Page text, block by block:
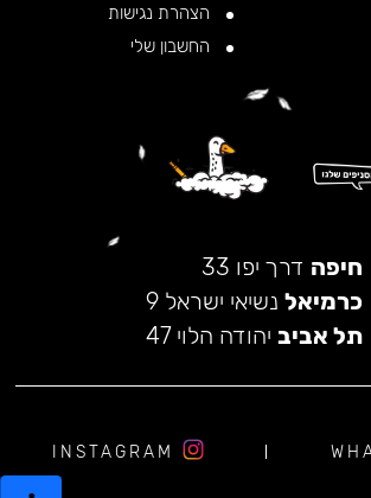
הצהרת נגישות
החשבון שלי
חיפה דרך יפו 33
כרמיאל נשיאי ישראל 9
תל אביב יהודה הלוי 47
INSTAGRAM